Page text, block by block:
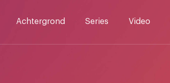
Achtergrond Series Video